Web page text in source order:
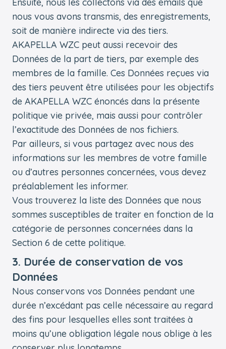
nous vous avons transmis, des enregistrements,
soit de manière indirecte via des tiers.
AKAPELLA WZC peut aussi recevoir des
Données de la part de tiers, par exemple des
membres de la famille. Ces Données reçues via
des tiers peuvent être utilisées pour les objectifs
de AKAPELLA WZC énoncés dans la présente
politique vie privée, mais aussi pour contrôler
l’exactitude des Données de nos fichiers.
Par ailleurs, si vous partagez avec nous des
informations sur les membres de votre famille
ou d’autres personnes concernées, vous devez
préalablement les informer.
Vous trouverez la liste des Données que nous
sommes susceptibles de traiter en fonction de la
catégorie de personnes concernées dans la
Section 6 de cette politique.
3. Durée de conservation de vos
Données
Nous conservons vos Données pendant une
durée n’excédant pas celle nécessaire au regard
des fins pour lesquelles elles sont traitées à
moins qu’une obligation légale nous oblige à les